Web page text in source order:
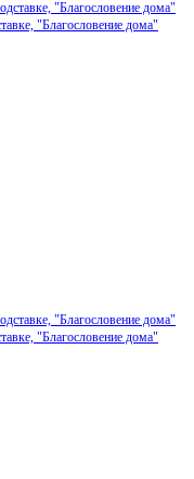
"Благословение дома"
"Благословение дома"